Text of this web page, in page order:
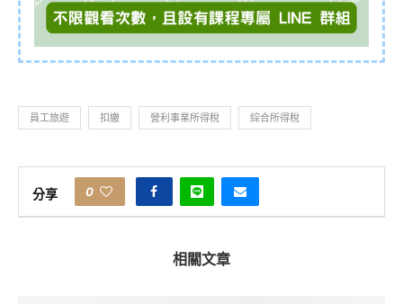
員工旅遊 扣繳 營利事業所得稅 綜合所得稅
分享 0
相關文章